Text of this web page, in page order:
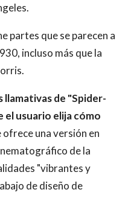
partes que se parecen a
incluso más que la
llamativas de "Spider-
el usuario elija cómo
ofrece una versión en
de la
"vibrantes y
de diseño de